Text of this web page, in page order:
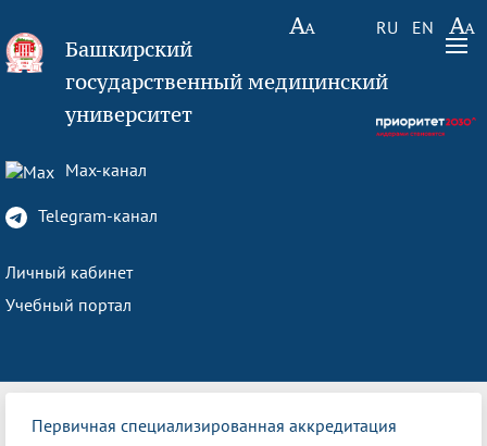
RU EN
Башкирский
государственный медицинский
университет
Max-канал
Telegram-канал
Личный кабинет
Учебный портал
Первичная специализированная аккредитация